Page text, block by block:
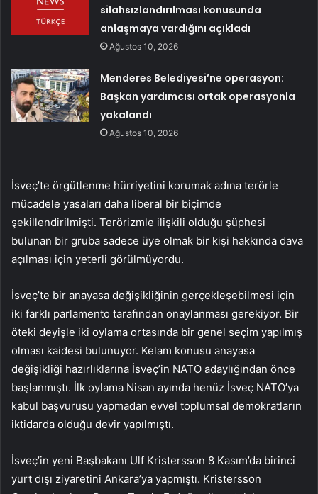
silahsızlandırılması konusunda
anlaşmaya vardığını açıkladı
Ağustos 10, 2026
Menderes Belediyesi’ne operasyon:
Başkan yardımcısı ortak operasyonla
yakalandı
Ağustos 10, 2026
İsveç’te örgütlenme hürriyetini korumak adına terörle
mücadele yasaları daha liberal bir biçimde
şekillendirilmişti. Terörizmle ilişkili olduğu şüphesi
bulunan bir gruba sadece üye olmak bir kişi hakkında dava
açılması için yeterli görülmüyordu.
İsveç’te bir anayasa değişikliğinin gerçekleşebilmesi için
iki farklı parlamento tarafından onaylanması gerekiyor. Bir
öteki deyişle iki oylama ortasında bir genel seçim yapılmış
olması kaidesi bulunuyor. Kelam konusu anayasa
değişikliği hazırlıklarına İsveç’in NATO adaylığından önce
başlanmıştı. İlk oylama Nisan ayında henüz İsveç NATO’ya
kabul başvurusu yapmadan evvel toplumsal demokratların
iktidarda olduğu devir yapılmıştı.
İsveç’in yeni Başbakanı Ulf Kristersson 8 Kasım’da birinci
yurt dışı ziyaretini Ankara’ya yapmıştı. Kristersson